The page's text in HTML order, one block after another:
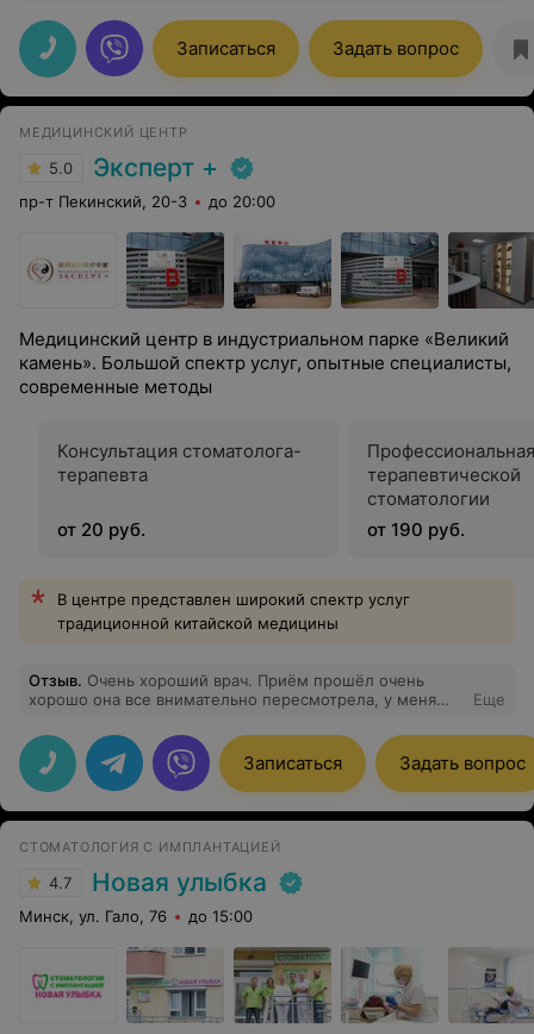
мои ожидания. Благодаря ей теперь я все время
улыбаюсь
Записаться Задать вопрос
МЕДИЦИНСКИЙ ЦЕНТР
5.0 Эксперт +
пр-т Пекинский, 20-3 до 20:00
Медицинский центр в индустриальном парке «Великий
камень». Большой спектр услуг, опытные специалисты,
современные методы
Консультация стоматолога-
терапевта
от 20 руб.
терапевтической
стоматологии
от 190 руб.
В центре представлен широкий спектр услуг
традиционной китайской медицины
Отзыв. Очень хороший врач. Приём прошёл очень
хорошо она все внимательно пересмотрела, у меня
Внимательная, приятная в общении.. Советую к ней
попасть
Еще
Записаться Задать вопрос
СТОМАТОЛОГИЯ С ИМПЛАНТАЦИЕЙ
4.7 Новая улыбка
Минск, ул. Гало, 76 до 15:00